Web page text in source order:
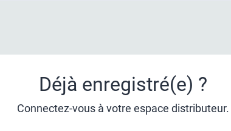
Déjà enregistré(e) ?
Connectez-vous à votre espace distributeur.